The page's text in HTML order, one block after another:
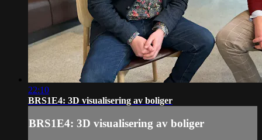
22:10
BRS1E4: 3D visualisering av boliger
BRS1E4: 3D visualisering av boliger